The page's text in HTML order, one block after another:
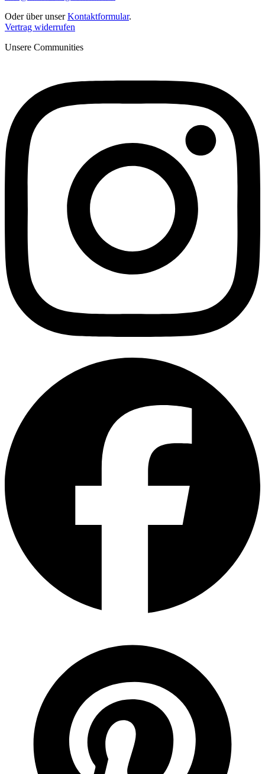
Oder über unserKontaktformular.
Vertrag widerrufen
Unsere Communities